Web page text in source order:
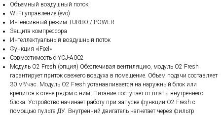
Объемный воздушный поток
Wi-Fi управление (evo)
Интенсивный режим TURBO / POWER
Защита компрессора
Интеллектуальный воздушный поток
Функция «iFeel»
Совместимость с YCJ-A002
Модуль О2 Fresh (опция) Обеспечивая вентиляцию, модуль O2 Fresh
гарантирует приток свежего воздуха в помещение. Объем подачи составляет
30 м³/час. Модуль O2 Fresh устанавливается на наружный блок или
крепится к стене рядом с ним. Питание поступает от платы внутреннего
блока. Устройство начинает работу при запуске функции O2 Fresh с
помощью пульта ДУ. Внутренний двигатель нагнетает через фильтр